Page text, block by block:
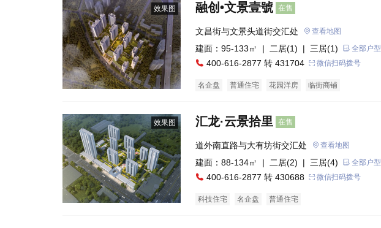
效果图 融创•文景壹號 在售
文昌街与文景头道街交汇处 查看地图
建面：95-133㎡ | 二居(1) | 三居(1) 全部户型
400-616-2877 转 431704 微信扫码拨号
名企盘 普通住宅 花园洋房 临街商铺
效果图 汇龙·云景拾里 在售
道外南直路与大有坊街交汇处 查看地图
建面：88-134㎡ | 二居(2) | 三居(4) 全部户型
400-616-2877 转 430688 微信扫码拨号
科技住宅 名企盘 普通住宅